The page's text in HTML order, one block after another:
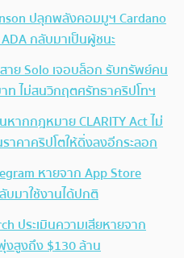
ปลุกพลังคอมมูฯ Cardano
กลับมาเป็นผู้ชนะ
าย Solo เจอบล็อก รับทรัพย์คน
ท ไม่สนวิกฤตศรัทธาคริปโทฯ
หากกฎหมาย CLARITY Act ไม่
าคาคริปโตให้ดิ่งลงอีกระลอก
หายจาก App Store
มาใช้งานได้ปกติ
ประเมินความเสียหายจาก
งสูงถึง $130 ล้าน